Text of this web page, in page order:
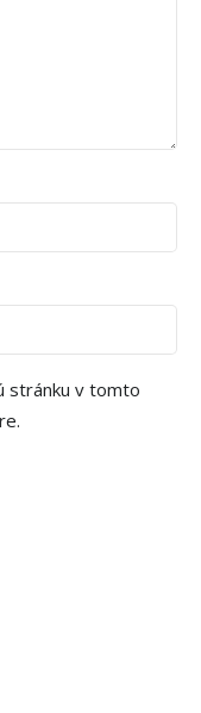
stránku v tomto